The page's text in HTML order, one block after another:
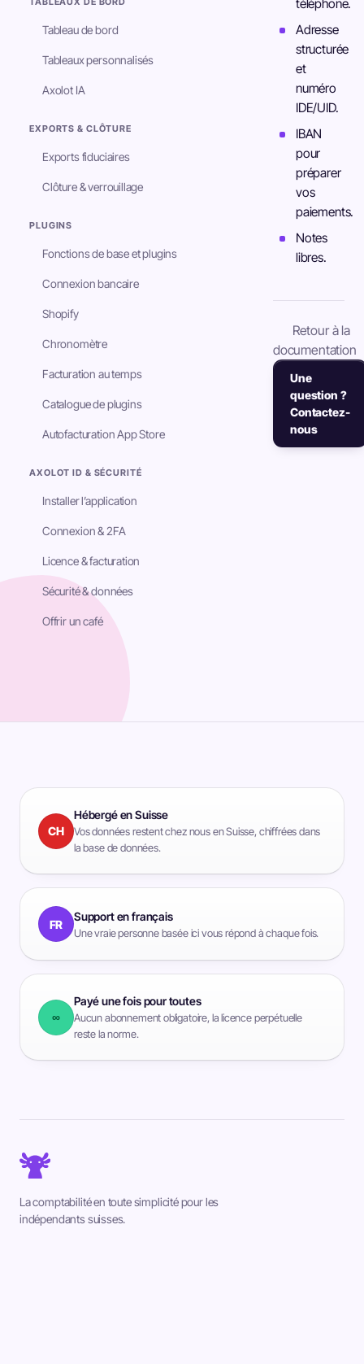
Tableau de bord
Tableaux personnalisés
Axolot IA
EXPORTS & CLÔTURE
Exports fiduciaires
Clôture & verrouillage
PLUGINS
Fonctions de base et plugins
Connexion bancaire
Shopify
Chronomètre
Facturation au temps
Catalogue de plugins
Autofacturation App Store
AXOLOT ID & SÉCURITÉ
Installer l’application
Connexion & 2FA
Licence & facturation
Sécurité & données
Offrir un café
téléphone.
Adresse
structurée
et
numéro
IDE/UID.
IBAN
pour
préparer
vos
paiements.
Notes
libres.
Retour à la
documentation
Une
question ?
Contactez-
nous
CH
Hébergé en Suisse
Vos données restent chez nous en Suisse, chiffrées dans
la base de données.
FR
Support en français
Une vraie personne basée ici vous répond à chaque fois.
∞
Payé une fois pour toutes
Aucun abonnement obligatoire, la licence perpétuelle
reste la norme.
La comptabilité en toute simplicité pour les
indépendants suisses.